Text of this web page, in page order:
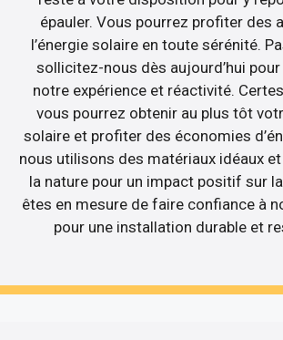
épauler. Vous pourrez profiter des
l’énergie solaire en toute sérénité.
sollicitez-nous dès aujourd’hui
notre expérience et réactivité.
vous pourrez obtenir au plus tôt
solaire et profiter des économies
nous utilisons des matériaux idéaux
la nature pour un impact positif sur
êtes en mesure de faire confiance à
pour une installation durable et